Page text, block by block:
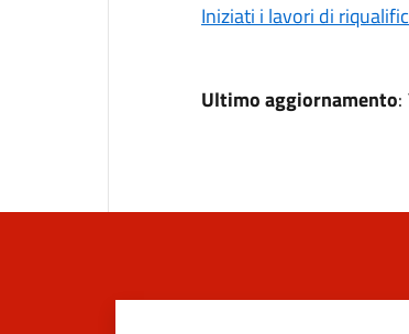
Iniziati i lavori di
Ultimo aggiornamento: